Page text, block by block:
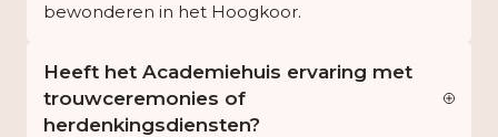
bewonderen in het Hoogkoor.
Heeft het Academiehuis ervaring met
trouwceremonies of
herdenkingsdiensten?